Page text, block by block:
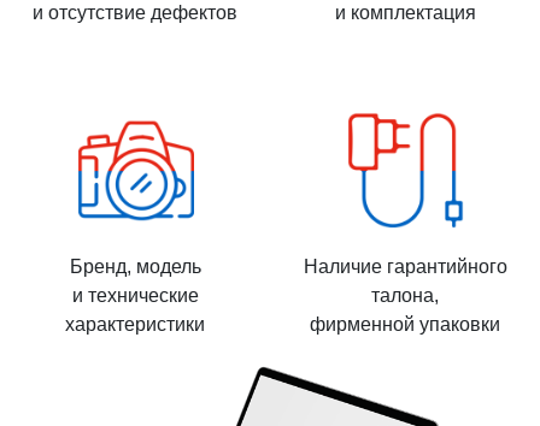
и отсутствие дефектов
и комплектация
Бренд, модель
и технические
характеристики
Наличие гарантийного
талона,
фирменной упаковки